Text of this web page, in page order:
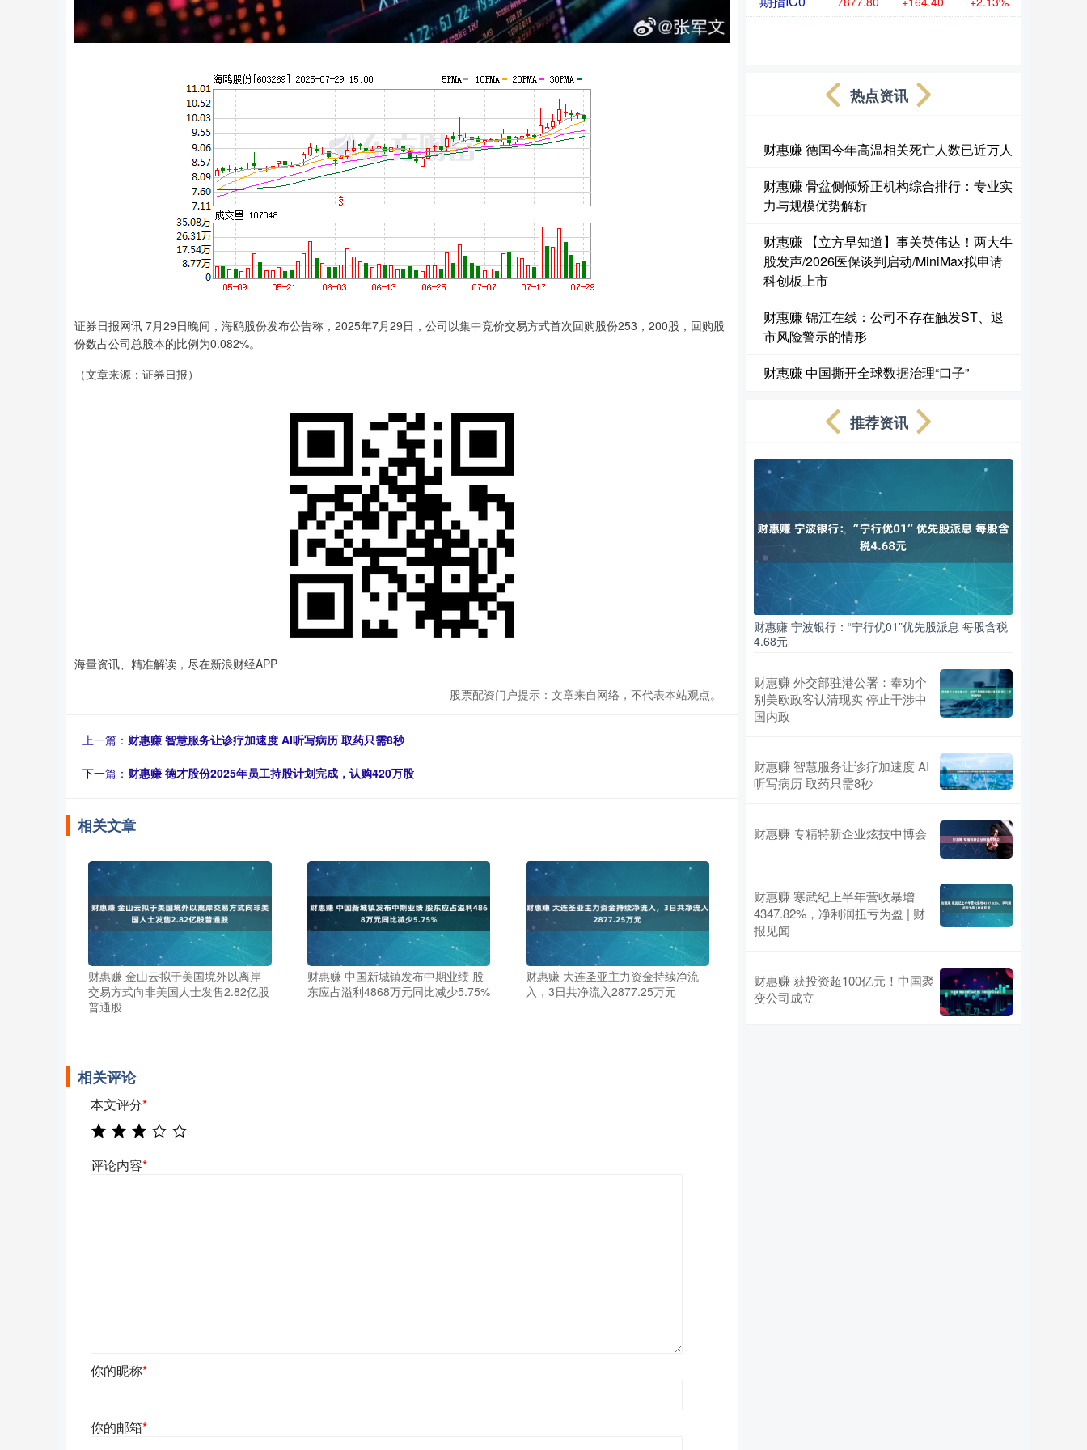
证券日报网讯 7月29日晚间，海鸥股份发布公告称，2025年7月29日，公司以集中竞价交易方式首次回购股份253，200股，回购股
份数占公司总股本的比例为0.082%。
（文章来源：证券日报）
海量资讯、精准解读，尽在新浪财经APP
股票配资门户提示：文章来自网络，不代表本站观点。
上一篇： 财惠赚 智慧服务让诊疗加速度 AI听写病历 取药只需8秒
下一篇： 财惠赚 德才股份2025年员工持股计划完成，认购420万股
相关文章
财惠赚 金山云拟于美国境外以离岸
交易方式向非美国人士发售2.82亿股
普通股
财惠赚 中国新城镇发布中期业绩 股
东应占溢利4868万元同比减少5.75%
财惠赚 大连圣亚主力资金持续净流
入，3日共净流入2877.25万元
相关评论
本文评分*
评论内容*
你的昵称*
你的邮箱*
热点资讯
财惠赚 德国今年高温相关死亡人数已近万人
财惠赚 骨盆侧倾矫正机构综合排行：专业实
力与规模优势解析
财惠赚 【立方早知道】事关英伟达！两大牛
股发声/2026医保谈判启动/MiniMax拟申请
科创板上市
财惠赚 锦江在线：公司不存在触发ST、退
市风险警示的情形
财惠赚 中国撕开全球数据治理“口子”
推荐资讯
财惠赚 宁波银行：“宁行优01”优先股派息 每股含税
4.68元
财惠赚 外交部驻港公署：奉劝个
别美欧政客认清现实 停止干涉中
国内政
财惠赚 智慧服务让诊疗加速度 AI
听写病历 取药只需8秒
财惠赚 专精特新企业炫技中博会
财惠赚 寒武纪上半年营收暴增
4347.82%，净利润扭亏为盈 | 财
报见闻
财惠赚 获投资超100亿元！中国聚
变公司成立